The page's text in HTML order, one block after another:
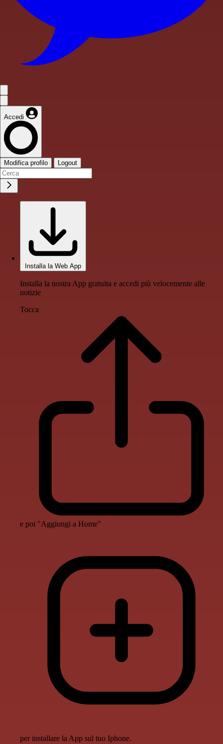
Accedi
Modifica profilo Logout
Installa la Web App
Installa la nostra App gratuita e accedi più velocemente alle
notizie
Tocca
e poi "Aggiungi a Home"
per installare la App sul tuo Iphone.